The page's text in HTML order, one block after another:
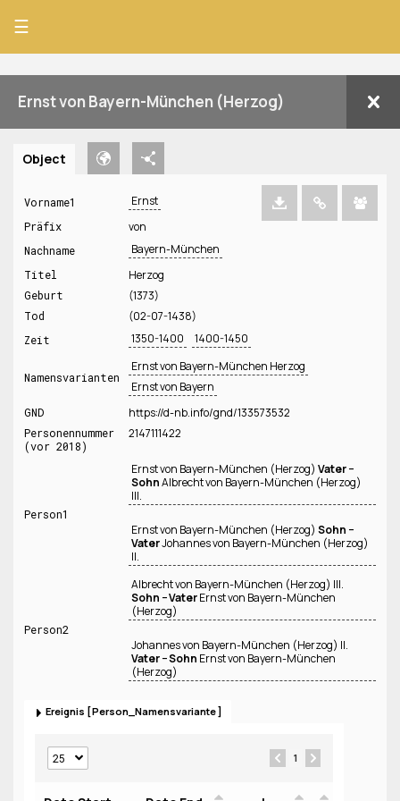
☰
Ernst von Bayern-München (Herzog)
Object
Vorname1 Ernst
Präfix von
Nachname Bayern-München
Titel Herzog
Geburt (1373)
Tod (02-07-1438)
Zeit 1350-1400 1400-1450
Namensvarianten
Ernst von Bayern-München Herzog
Ernst von Bayern
GND https://d-nb.info/gnd/133573532
Personennummer
(vor 2018)
2147111422
Person1
Ernst von Bayern-München (Herzog) Vater −
SohnAlbrecht von Bayern-München (Herzog)
III.
Ernst von Bayern-München (Herzog) Sohn −
VaterJohannes von Bayern-München (Herzog)
II.
Person2
Albrecht von Bayern-München (Herzog) III.
Sohn − VaterErnst von Bayern-München
(Herzog)
Johannes von Bayern-München (Herzog) II.
Vater − Sohn Ernst von Bayern-München
(Herzog)
Ereignis Person_Namensvariante
1